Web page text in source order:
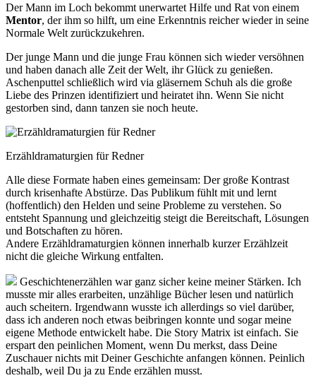
Der Mann im Loch bekommt unerwartet Hilfe und Rat von einem
Mentor, der ihm so hilft, um eine Erkenntnis reicher wieder in seine
Normale Welt zurückzukehren.
Der junge Mann und die junge Frau können sich wieder versöhnen
und haben danach alle Zeit der Welt, ihr Glück zu genießen.
Aschenputtel schließlich wird via gläsernem Schuh als die große
Liebe des Prinzen identifiziert und heiratet ihn. Wenn Sie nicht
gestorben sind, dann tanzen sie noch heute.
Erzähldramaturgien für Redner
Alle diese Formate haben eines gemeinsam: Der große Kontrast
durch krisenhafte Abstürze. Das Publikum fühlt mit und lernt
(hoffentlich) den Helden und seine Probleme zu verstehen. So
entsteht Spannung und gleichzeitig steigt die Bereitschaft, Lösungen
und Botschaften zu hören.
Andere Erzähldramaturgien können innerhalb kurzer Erzählzeit
nicht die gleiche Wirkung entfalten.
Geschichtenerzählen war ganz sicher keine meiner Stärken. Ich
musste mir alles erarbeiten, unzählige Bücher lesen und natürlich
auch scheitern. Irgendwann wusste ich allerdings so viel darüber,
dass ich anderen noch etwas beibringen konnte und sogar meine
eigene Methode entwickelt habe. Die Story Matrix ist einfach. Sie
erspart den peinlichen Moment, wenn Du merkst, dass Deine
Zuschauer nichts mit Deiner Geschichte anfangen können. Peinlich
deshalb, weil Du ja zu Ende erzählen musst.